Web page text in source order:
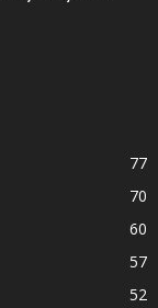
77
70
60
57
52